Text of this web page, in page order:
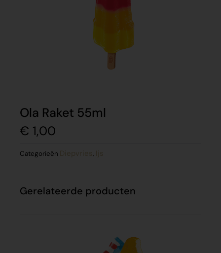
Ola Raket 55ml
€ 1,00
Categorieën Diepvries ,
Gerelateerde producten